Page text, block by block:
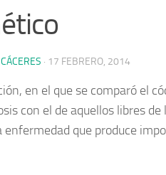
· 17 FEBRERO, 2014
en el que se comparó el
con el de aquellos libres
enfermedad que produce